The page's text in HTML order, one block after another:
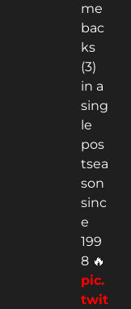
me
bac
ks
(3)
in a
sing
le
pos
tsea
son
sinc
e
199
8 🔥
pic.
twit